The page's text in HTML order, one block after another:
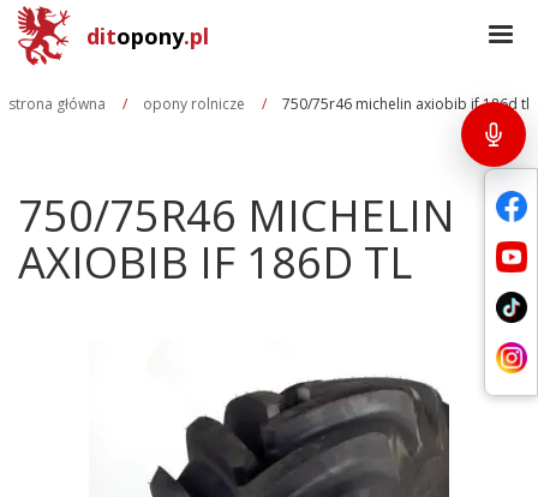
ditopony.pl
strona główna opony rolnicze 750/75r46 michelin axiobib if 186d tl
750/75R46 MICHELIN
AXIOBIB IF 186D TL